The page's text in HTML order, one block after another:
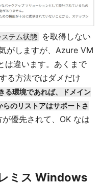
ステム状態
を取得しない
がしますが、Azure VM
は違います。あくまで
る方法ではダメだけ
環境であれば、ドメイン
のリストアはサポートさ
優先されて、OK なは
ミス Windows